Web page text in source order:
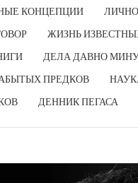
КОНЦЕПЦИИ
ЖИЗНЬ
ДЕЛА ДАВНО
ПРЕДКОВ
ДЕННИК ПЕГАСА